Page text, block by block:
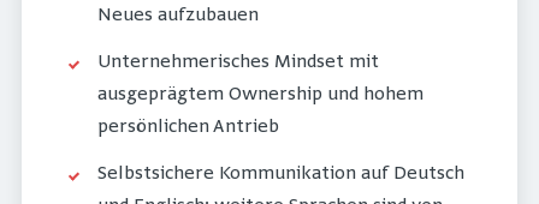
Neues aufzubauen
Unternehmerisches Mindset mit
ausgeprägtem Ownership und hohem
persönlichen Antrieb
Selbstsichere Kommunikation auf Deutsch